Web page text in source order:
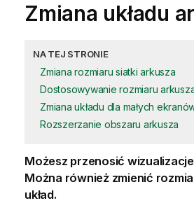
Zmiana układu
NA TEJ STRONIE
Zmiana rozmiaru siatki arkusza
Dostosowywanie rozmiaru
Zmiana układu dla małych
Rozszerzanie obszaru arkusza
Możesz przenosić wizualizacje
Można również zmienić
układ.